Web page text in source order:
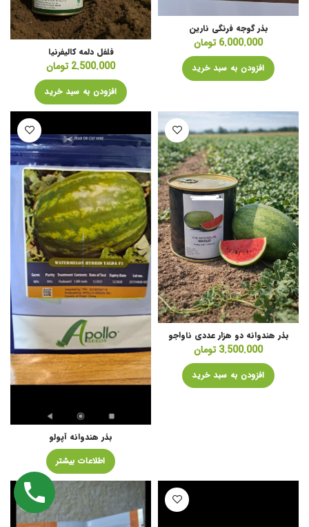
بذر گوجه فرنگی نارین
6.000.000 تومان
افزودن به سبد خرید
فلفل دلمه کالیفرنیا
2.500.000 تومان
افزودن به سبد خرید
بذر هندوانه دو هزار عددی ناواجو
3.500.000 تومان
افزودن به سبد خرید
بذر هندوانه آپولو
اطلاعات بیشتر